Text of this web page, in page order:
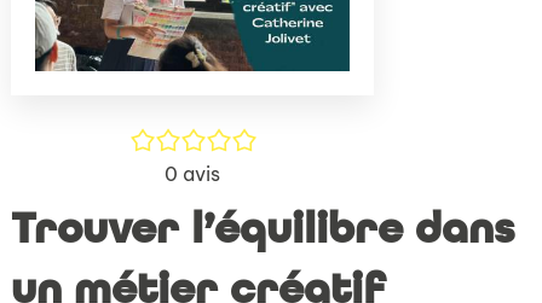
/5
0 avis
Trouver l’équilibre dans
un métier créatif